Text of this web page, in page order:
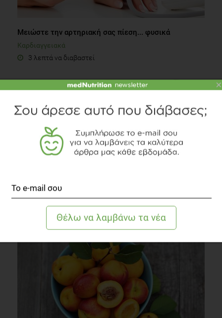
Μειώστε την αρτηριακή σας πίεση... φυσικά
Καρδιαγγειακά
3 λεπτά να διαβαστεί
Διατροφικοί Μύθοι του καλοκαιριού
Συστάσεις Διατροφής
3 λεπτά να διαβαστεί
×